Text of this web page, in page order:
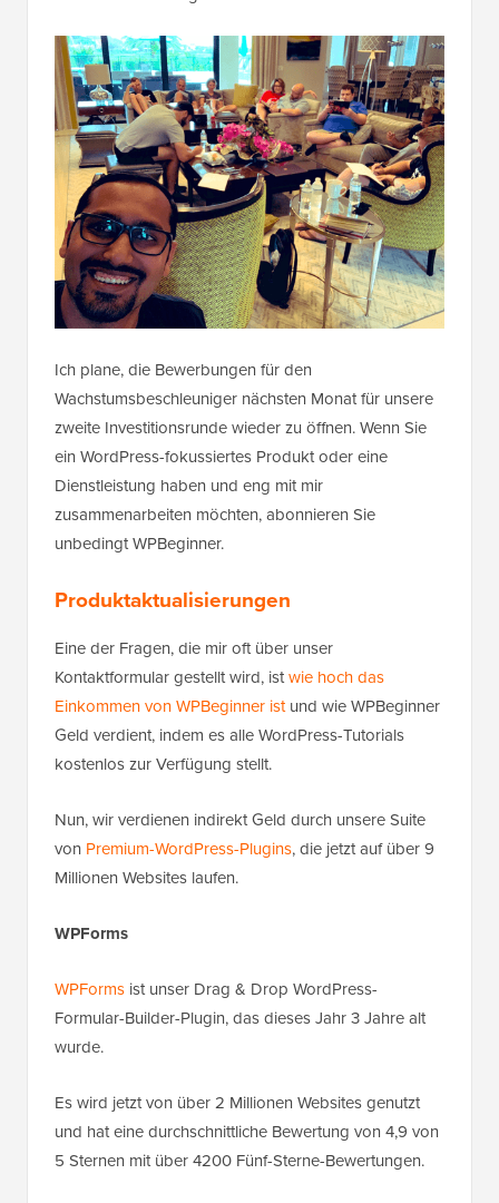
Ich plane, die Bewerbungen für den
Wachstumsbeschleuniger nächsten Monat für unsere
zweite Investitionsrunde wieder zu öffnen. Wenn Sie
ein WordPress-fokussiertes Produkt oder eine
Dienstleistung haben und eng mit mir
zusammenarbeiten möchten, abonnieren Sie
unbedingt WPBeginner.
Produktaktualisierungen
Eine der Fragen, die mir oft über unser
Kontaktformular gestellt wird, istwie hoch das
Einkommen von WPBeginner istund wie WPBeginner
Geld verdient, indem es alle WordPress-Tutorials
kostenlos zur Verfügung stellt.
Nun, wir verdienen indirekt Geld durch unsere Suite
von Premium-WordPress-Plugins, die jetzt auf über 9
Millionen Websites laufen.
WPForms
WPForms ist unser Drag & Drop WordPress-
Formular-Builder-Plugin, das dieses Jahr 3 Jahre alt
wurde.
Es wird jetzt von über 2 Millionen Websites genutzt
und hat eine durchschnittliche Bewertung von 4,9 von
5 Sternen mit über 4200 Fünf-Sterne-Bewertungen.